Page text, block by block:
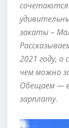
сочетаются
закаты –
2021 году, о
чем можно
Обещаем —
зарплату.